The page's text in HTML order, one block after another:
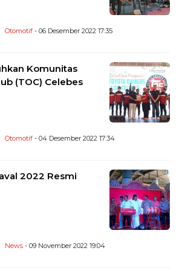
Otomotif - 06 Desember 2022 17:35
Komunitas
(TOC) Celebes
Otomotif - 04 Desember 2022 17:34
2022 Resmi
News - 09 November 2022 19:04